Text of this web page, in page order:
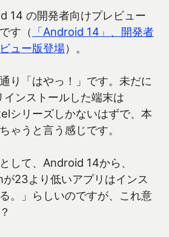
14 の開発者向けプレビュー
す（ 「Android 14」、開発者
ュー版登場）。
り「はやっ！」です。未だに
ンストールした端末は
シリーズしかないはずで、本
ゃうと言う感じです。
して、Android 14から、
23より低いアプリはインス
。」らしいのですが、これ意